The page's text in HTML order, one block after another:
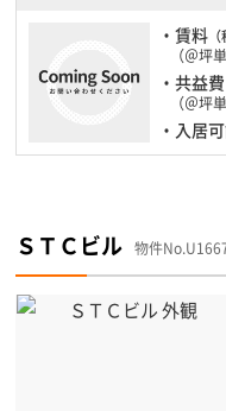
・賃料
（＠坪
・共益費
（＠坪
・入居
ＳＴＣビル 物件